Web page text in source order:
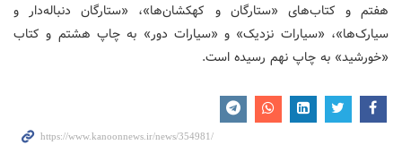
هفتم و کتاب‌های «ستارگان و کهکشان‌ها»، «ستارگان دنباله‌دار و
سیارک‌ها»، «سیارات نزدیک» و «سیارات دور» به چاپ هشتم و کتاب
«خورشید» به چاپ نهم رسیده است.